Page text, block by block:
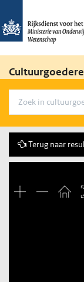
Terug naar